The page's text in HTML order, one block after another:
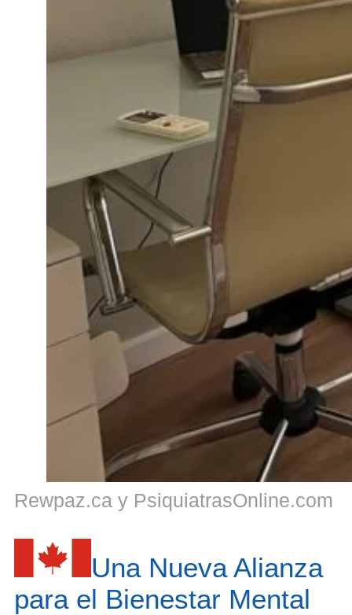
Rewpaz.ca y PsiquiatrasOnline.com
Una Nueva Alianza
para el Bienestar Mental